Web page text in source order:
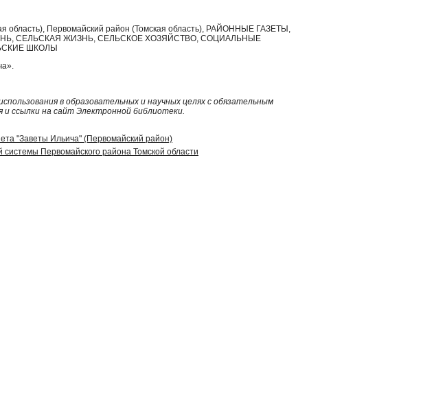
область), Первомайский район (Томская область), РАЙОННЫЕ ГАЗЕТЫ,
СЕЛЬСКАЯ ЖИЗНЬ, СЕЛЬСКОЕ ХОЗЯЙСТВО, СОЦИАЛЬНЫЕ
ШКОЛЫ
в образовательных и научных целях с обязательным
и ссылки на сайт Электронной библиотеки.
"Заветы Ильича" (Первомайский район)
Первомайского района Томской области